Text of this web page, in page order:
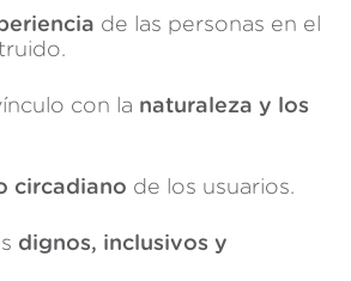
de las personas en el
con la naturaleza y los
circadiano de los usuarios.
dignos, inclusivos y